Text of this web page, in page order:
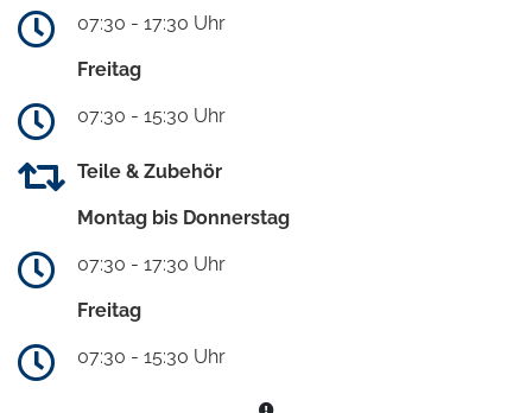
07:30 - 17:30 Uhr
Freitag
07:30 - 15:30 Uhr
Teile & Zubehör
Montag bis Donnerstag
07:30 - 17:30 Uhr
Freitag
07:30 - 15:30 Uhr